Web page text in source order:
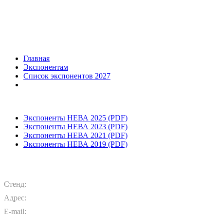
Главная
Экспонентам
Список экспонентов 2027
Экспоненты НЕВА 2025 (PDF)
Экспоненты НЕВА 2023 (PDF)
Экспоненты НЕВА 2021 (PDF)
Экспоненты НЕВА 2019 (PDF)
Стенд:
Адрес:
E-mail: